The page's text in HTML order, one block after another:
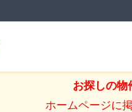
お探しの物
ホームページに